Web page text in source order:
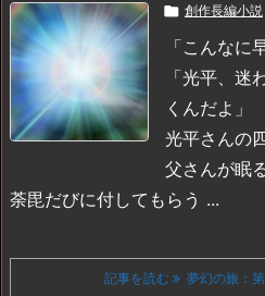
 創作長編小説
「こんなに
「光平、迷
くんだよ」
光平さんの
父さんが眠
荼毘だびに付してもらう ...
記事を読む 夢幻の旅：